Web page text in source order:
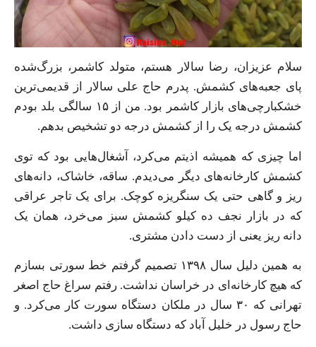
سلام عزیزان، رضا سالار هستم، متولد کاشمر، بزرگ‌شده
پای جعبه‌های کشمش. پدرم حاج علی سالار از قدیمی‌ترین
خشکبارچی‌های بازار کاشمر بود. من از ۱۵ سالگی بلد بودم
کشمش درجه یک را از کشمش درجه دو تشخیص بدهم.
اما چیزی که همیشه اذیتم می‌کرد، آشغال‌هایی بود که توی
کشمش کارخانه‌های دیگر می‌دیدم. ساقه، خاشاک، دانه‌های
ریز و گاهی حتی یک سنگریزه کوچک. برای یک تاجر عراقی
که در بازار نجف ده کیلو کشمش سبز می‌خرد، همان یک
دانه ریز یعنی از دست دادن مشتری.
به همین دلیل سال ۱۳۹۸ تصمیم گرفتم خط سورتی بسازم
که هیچ کارخانه‌ای در خراسان نداشت. رفتم سراغ حاج اصغر
تهرانی که ۳۰ سال در ملکان دستگاه سورت کار می‌کرد. و
حاج رسول در خلیل آباد که دستگاه سازی داشت.